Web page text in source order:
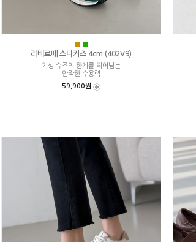
■ ■
리베르떼 스니커즈 4cm (402V9)
기성 슈즈의 한계를 뛰어넘는
안락한 수용력
59,900원